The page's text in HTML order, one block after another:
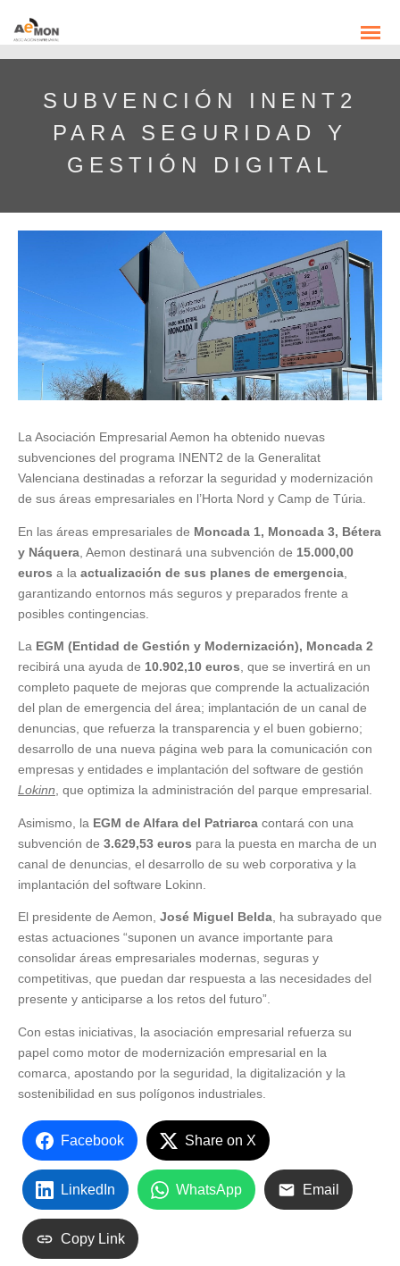
SUBVENCIÓN INENT2
PARA SEGURIDAD Y
GESTIÓN DIGITAL
La Asociación Empresarial Aemon ha obtenido nuevas
subvenciones del programa INENT2 de la Generalitat
Valenciana destinadas a reforzar la seguridad y modernización
de sus áreas empresariales en l’Horta Nord y Camp de Túria.
En las áreas empresariales de Moncada 1, Moncada 3, Bétera
y Náquera , Aemon destinará una subvención de 15.000,00
euros a la actualización de sus planes de emergencia
garantizando entornos más seguros y preparados frente a
posibles contingencias.
La EGM (Entidad de Gestión y Modernización), Moncada 2
recibirá una ayuda de 10.902,10 euros, que se invertirá en un
completo paquete de mejoras que comprende la actualización
del plan de emergencia del área; implantación de un canal de
denuncias, que refuerza la transparencia y el buen gobierno;
desarrollo de una nueva página web para la comunicación con
empresas y entidades e implantación del software de gestión
Lokinn, que optimiza la administración del parque empresarial.
Asimismo, la EGM de Alfara del Patriarca contará con una
subvención de 3.629,53 euros para la puesta en marcha de un
canal de denuncias, el desarrollo de su web corporativa y la
implantación del software Lokinn.
El presidente de Aemon, José Miguel Belda, ha subrayado que
estas actuaciones “suponen un avance importante para
consolidar áreas empresariales modernas, seguras y
competitivas, que puedan dar respuesta a las necesidades del
presente y anticiparse a los retos del futuro”.
Con estas iniciativas, la asociación empresarial refuerza su
papel como motor de modernización empresarial en la
comarca, apostando por la seguridad, la digitalización y la
sostenibilidad en sus polígonos industriales.
Facebook Share on X
LinkedIn WhatsApp Email
Copy Link